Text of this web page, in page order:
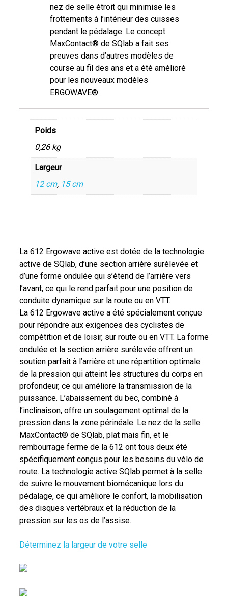
nez de selle étroit qui minimise les
frottements à l’intérieur des cuisses
pendant le pédalage. Le concept
MaxContact® de SQlab a fait ses
preuves dans d’autres modèles de
course au fil des ans et a été amélioré
pour les nouveaux modèles
ERGOWAVE®.
Poids
0,26 kg
Largeur
12 cm, 15 cm
La 612 Ergowave active est dotée de la technologie
active de SQlab, d’une section arrière surélevée et
d’une forme ondulée qui s’étend de l’arrière vers
l’avant, ce qui le rend parfait pour une position de
conduite dynamique sur la route ou en VTT.
La 612 Ergowave active a été spécialement conçue
pour répondre aux exigences des cyclistes de
compétition et de loisir, sur route ou en VTT. La forme
ondulée et la section arrière surélevée offrent un
soutien parfait à l’arrière et une répartition optimale
de la pression qui atteint les structures du corps en
profondeur, ce qui améliore la transmission de la
puissance. L’abaissement du bec, combiné à
l’inclinaison, offre un soulagement optimal de la
pression dans la zone périnéale. Le nez de la selle
MaxContact® de SQlab, plat mais fin, et le
rembourrage ferme de la 612 ont tous deux été
spécifiquement conçus pour les besoins du vélo de
route. La technologie active SQlab permet à la selle
de suivre le mouvement biomécanique lors du
pédalage, ce qui améliore le confort, la mobilisation
des disques vertébraux et la réduction de la
pression sur les os de l’assise.
Déterminez la largeur de votre selle